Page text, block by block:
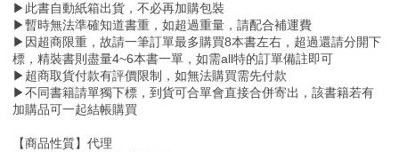
▶此書自動紙箱出貨，不必再加購包裝
▶暫時無法準確知道書重，如超過重量，請配合補運費
▶因超商限重，故請一筆訂單最多購買8本書左右，超過還請分開下
標，精裝書則盡量4~6本書一單，如需all特的訂單備註即可
▶超商取貨付款有評價限制，如無法購買需先付款
▶不同書籍請單獨下標，到貨可合單會直接合併寄出，該書籍若有
加購品可一起結帳購買
【商品性質】代理